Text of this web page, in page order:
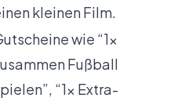
kleinen Film.
wie “1×
Fußball
“1× Extra-